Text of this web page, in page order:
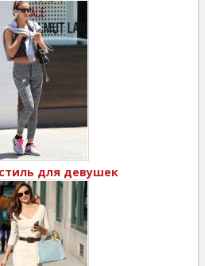
для девушек